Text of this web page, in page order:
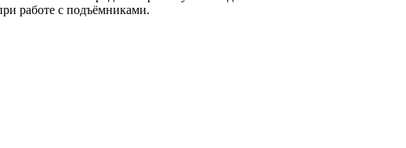
работе с подъёмниками.